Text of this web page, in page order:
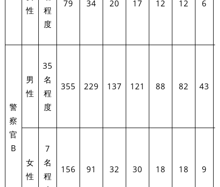
性
程
度
79 34 20 17 12 12 6
警
察
官
B
男
性
35
名
程
度
355 229 137 121 88 82 43
女
性
7
名
程
156 91 32 30 18 18 9